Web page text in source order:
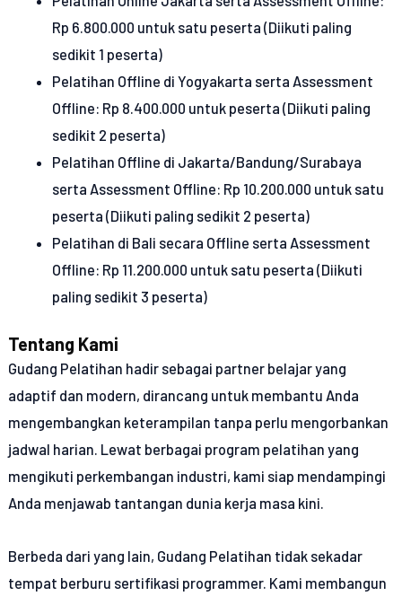
Rp 6.800.000 untuk satu peserta (Diikuti paling
sedikit 1 peserta)
Pelatihan Offline di Yogyakarta serta Assessment
Offline: Rp 8.400.000 untuk peserta (Diikuti paling
sedikit 2 peserta)
Pelatihan Offline di Jakarta/Bandung/Surabaya
serta Assessment Offline: Rp 10.200.000 untuk satu
peserta (Diikuti paling sedikit 2 peserta)
Pelatihan di Bali secara Offline serta Assessment
Offline: Rp 11.200.000 untuk satu peserta (Diikuti
paling sedikit 3 peserta)
Tentang Kami
Gudang Pelatihan hadir sebagai partner belajar yang
adaptif dan modern, dirancang untuk membantu Anda
mengembangkan keterampilan tanpa perlu mengorbankan
jadwal harian. Lewat berbagai program pelatihan yang
mengikuti perkembangan industri, kami siap mendampingi
Anda menjawab tantangan dunia kerja masa kini.
Berbeda dari yang lain, Gudang Pelatihan tidak sekadar
tempat berburu sertifikasi programmer. Kami membangun